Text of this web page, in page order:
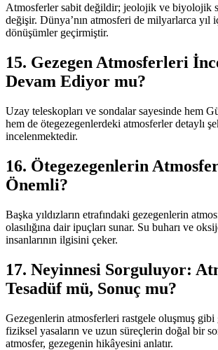
Atmosferler sabit değildir; jeolojik ve biyolojik
değişir. Dünya’nın atmosferi de milyarlarca yıl
dönüşümler geçirmiştir.
15. Gezegen Atmosferleri
Devam Ediyor mu?
Uzay teleskopları ve sondalar sayesinde hem
hem de ötegezegenlerdeki atmosferler detaylı
incelenmektedir.
16. Ötegezegenlerin
Önemli?
Başka yıldızların etrafındaki gezegenlerin
olasılığına dair ipuçları sunar. Su buharı ve
insanlarının ilgisini çeker.
17. Neyinnesi Sorguluyor:
Tesadüf mü, Sonuç mu?
Gezegenlerin atmosferleri rastgele oluşmuş gibi
fiziksel yasaların ve uzun süreçlerin doğal bir
atmosfer, gezegenin hikâyesini anlatır.